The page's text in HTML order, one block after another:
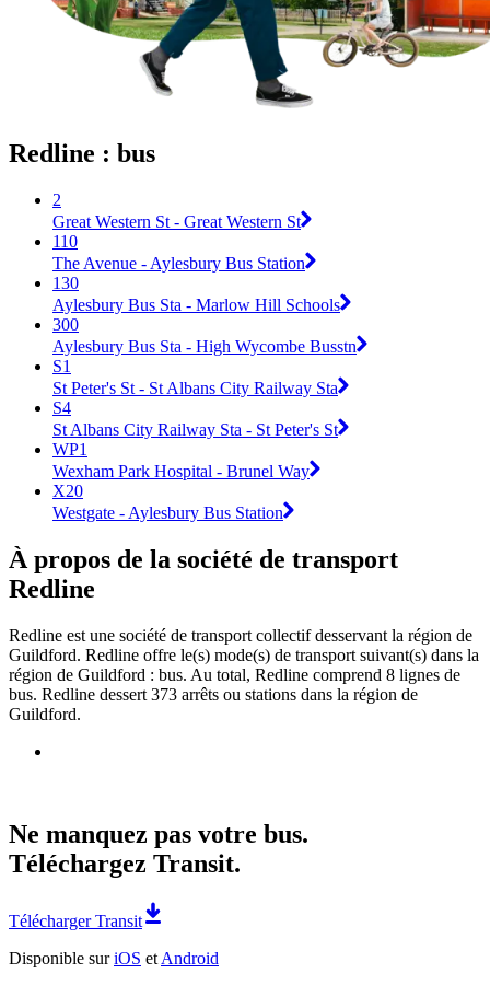
Redline : bus
2
Great Western St - Great Western St
110
The Avenue - Aylesbury Bus Station
130
Aylesbury Bus Sta - Marlow Hill Schools
300
Aylesbury Bus Sta - High Wycombe Busstn
S1
St Peter's St - St Albans City Railway Sta
S4
St Albans City Railway Sta - St Peter's St
WP1
Wexham Park Hospital - Brunel Way
X20
Westgate - Aylesbury Bus Station
À propos de la société de transport
Redline
Redline est une société de transport collectif desservant la région de
Guildford. Redline offre le(s) mode(s) de transport suivant(s) dans la
région de Guildford : bus. Au total, Redline comprend 8 lignes de
bus. Redline dessert 373 arrêts ou stations dans la région de
Guildford.
Ne manquez pas votre bus.
Téléchargez Transit.
Télécharger Transit
Disponible suriOS et Android